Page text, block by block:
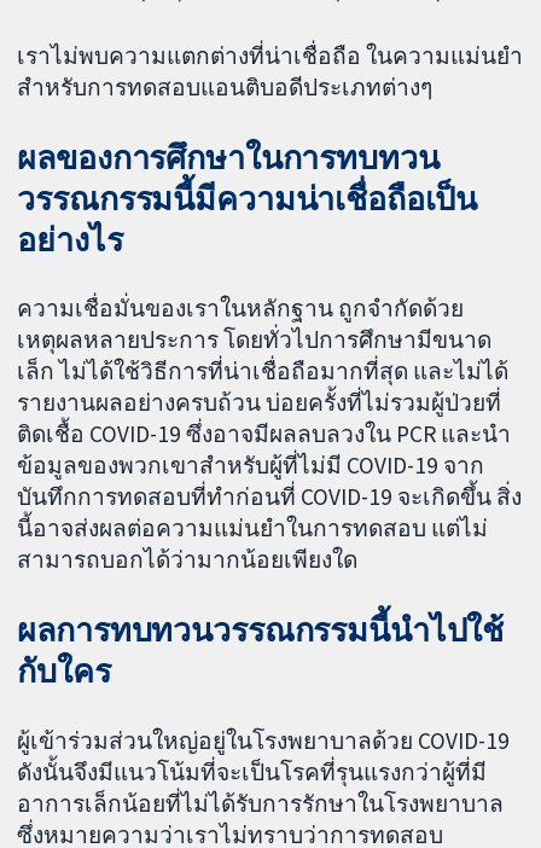
เราไม่พบความแตกต่างที่น่าเชื่อถือ ในความแม่นยำ
สำหรับการทดสอบแอนติบอดีประเภทต่างๆ
ผลของการศึกษาในการทบทวน
วรรณกรรมนี้มีความน่าเชื่อถือเป็น
อย่างไร
ความเชื่อมั่นของเราในหลักฐาน ถูกจำกัดด้วย
เหตุผลหลายประการ โดยทั่วไปการศึกษามีขนาด
เล็ก ไม่ได้ใช้วิธีการที่น่าเชื่อถือมากที่สุด และไม่ได้
รายงานผลอย่างครบถ้วน บ่อยครั้งที่ไม่รวมผู้ป่วยที่
ติดเชื้อ COVID-19 ซึ่งอาจมีผลลบลวงใน PCR และนำ
ข้อมูลของพวกเขาสำหรับผู้ที่ไม่มี COVID-19 จาก
บันทึกการทดสอบที่ทำก่อนที่ COVID-19 จะเกิดขึ้น สิ่ง
นี้อาจส่งผลต่อความแม่นยำในการทดสอบ แต่ไม่
สามารถบอกได้ว่ามากน้อยเพียงใด
ผลการทบทวนวรรณกรรมนี้นำไปใช้
กับใคร
ผู้เข้าร่วมส่วนใหญ่อยู่ในโรงพยาบาลด้วย COVID-19
ดังนั้นจึงมีแนวโน้มที่จะเป็นโรคที่รุนแรงกว่าผู้ที่มี
อาการเล็กน้อยที่ไม่ได้รับการรักษาในโรงพยาบาล
ซึ่งหมายความว่าเราไม่ทราบว่าการทดสอบ